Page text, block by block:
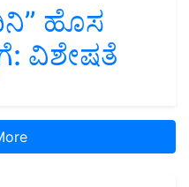
ಹೊಸ
ವಿಶೇಷತೆ